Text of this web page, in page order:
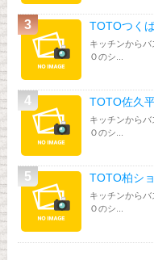
TOTOつく
キッチンから
Ｏのシ...
TOTO佐久
キッチンから
Ｏのシ...
TOTO柏シ
キッチンから
Ｏのシ...